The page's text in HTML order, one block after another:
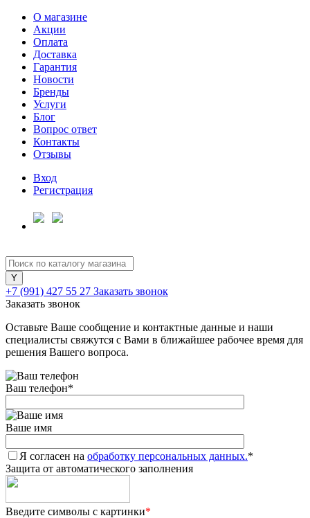
О магазине
Акции
Оплата
Доставка
Гарантия
Новости
Бренды
Услуги
Блог
Вопрос ответ
Контакты
Отзывы
Вход
Регистрация
+7 (991) 427 55 27 Заказать звонок
Заказать звонок
Оставьте Ваше сообщение и контактные данные и наши
специалисты свяжутся с Вами в ближайшее рабочее время для
решения Вашего вопроса.
Ваш телефон*
Ваше имя
Я согласен на обработку персональных данных.*
Защита от автоматического заполнения
Введите символы с картинки*